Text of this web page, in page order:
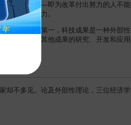
搭便车
”———即为改革付出努力的人不
改革增加阻力。
个方面：第一，科技成果是一种外部
用能够为其他成果的研究、开发和应
不多见。论及外部性理论，三位经济